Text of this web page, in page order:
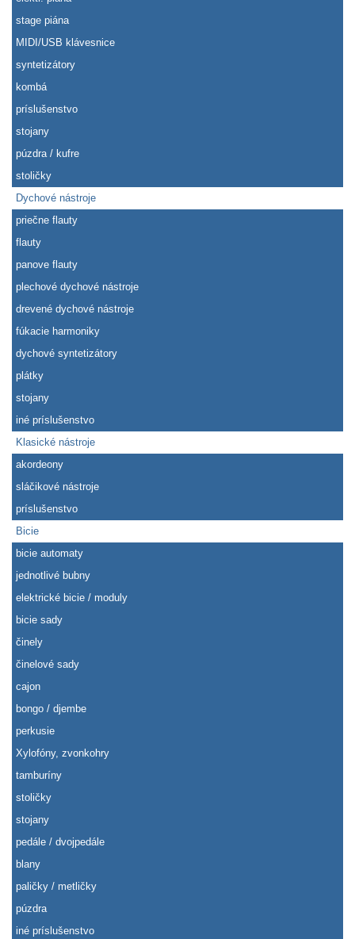
stage piána
MIDI/USB klávesnice
syntetizátory
kombá
príslušenstvo
stojany
púzdra / kufre
stoličky
Dychové nástroje
priečne flauty
flauty
panove flauty
plechové dychové nástroje
drevené dychové nástroje
fúkacie harmoniky
dychové syntetizátory
plátky
stojany
iné príslušenstvo
Klasické nástroje
akordeony
sláčikové nástroje
príslušenstvo
Bicie
bicie automaty
jednotlivé bubny
elektrické bicie / moduly
bicie sady
činely
činelové sady
cajon
bongo / djembe
perkusie
Xylofóny, zvonkohry
tamburíny
stoličky
stojany
pedále / dvojpedále
blany
paličky / metličky
púzdra
iné príslušenstvo